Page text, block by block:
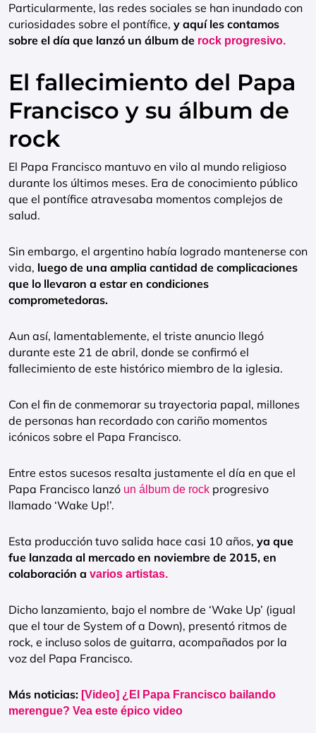
Particularmente, las redes sociales se han inundado con
curiosidades sobre el pontífice, y aquí les contamos
sobre el día que lanzó un álbum de rock progresivo.
El fallecimiento del Papa
Francisco y su álbum de
rock
El Papa Francisco mantuvo en vilo al mundo religioso
durante los últimos meses. Era de conocimiento público
que el pontífice atravesaba momentos complejos de
salud.
Sin embargo, el argentino había logrado mantenerse con
vida, luego de una amplia cantidad de complicaciones
que lo llevaron a estar en condiciones
comprometedoras.
Aun así, lamentablemente, el triste anuncio llegó
durante este 21 de abril, donde se confirmó el
fallecimiento de este histórico miembro de la iglesia.
Con el fin de conmemorar su trayectoria papal, millones
de personas han recordado con cariño momentos
icónicos sobre el Papa Francisco.
Entre estos sucesos resalta justamente el día en que el
Papa Francisco lanzó un álbum de rock progresivo
llamado ‘Wake Up!’.
Esta producción tuvo salida hace casi 10 años, ya que
fue lanzada al mercado en noviembre de 2015, en
colaboración a varios artistas.
Dicho lanzamiento, bajo el nombre de ‘Wake Up’ (igual
que el tour de System of a Down), presentó ritmos de
rock, e incluso solos de guitarra, acompañados por la
voz del Papa Francisco.
Más noticias: [Video] ¿El Papa Francisco bailando
merengue? Vea este épico video